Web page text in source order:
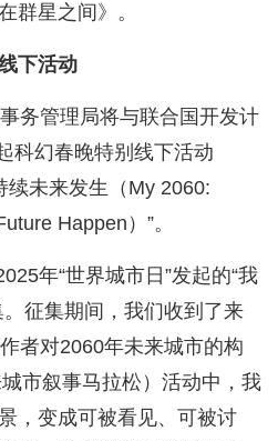
群星之间》。
下活动
务管理局将与联合国开发计
科幻春晚特别线下活动
未来发生（My 2060:
Happen）”。
年“世界城市日”发起的“我
征集期间，我们收到了来
者对2060年未来城市的构
市叙事马拉松）活动中，我
，变成可被看见、可被讨